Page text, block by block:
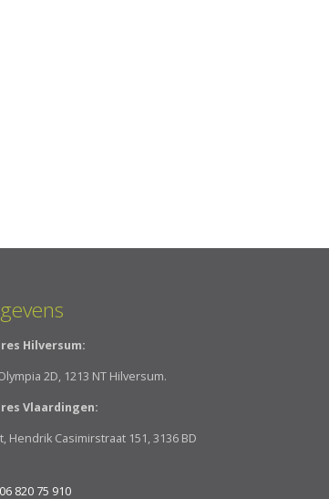
Hilversum:
2D, 1213 NT Hilversum.
Vlaardingen:
Hendrik Casimirstraat 151, 3136 BD
06 820 75 910